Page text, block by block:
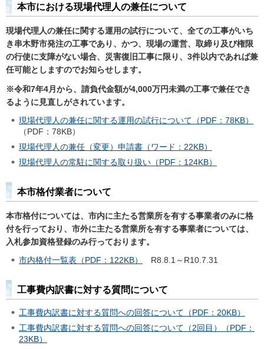
本市における現場代理人の兼任について
現場代理人の兼任に関する運用の試行について、全ての工事がいち
き串木野市発注の工事であり、 かつ、現場の運営、取締り及び権限
の行使に支障がない場合、災害復旧工事に限り、3件以内であれば兼
任可能としますのでお知らせします。
※令和7年4月から、請負代金額が4,000万円未満の工事で兼任でき
るように見直しがされています。
現場代理人の兼任に関する運用の試行について（PDF：78KB）
（PDF：78KB）
現場代理人の兼任（変更）申請書（ワード：22KB）
現場代理人の常駐に関する取り扱い（PDF：124KB）
本市格付業者について
本市格付については、市内に主たる営業所を有する事業者のみに格
付を行っており、市外に主たる営業所を有する事業者については、
入札参加資格登録のみ行っております。
市内格付一覧表（PDF：122KB）
R8.8.1～R10.7.31
工事費内訳書に対する質問について
工事費内訳書に対する質問への回答について（PDF：20KB）
工事費内訳書に対する質問への回答について（2回目）（PDF：
23KB）